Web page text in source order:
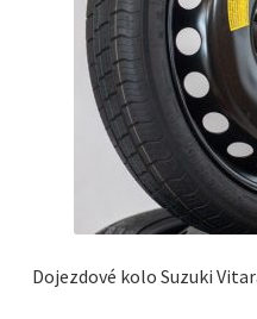
Dojezdové kolo Suzuki